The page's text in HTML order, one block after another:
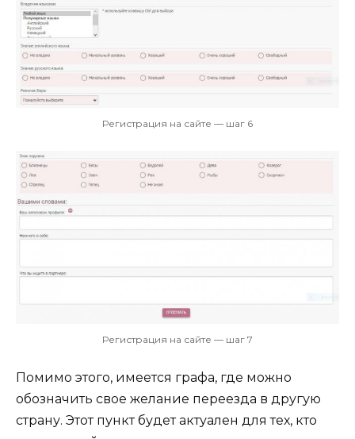
Регистрация на сайте — шаг 6
Регистрация на сайте — шаг 7
Помимо этого, имеется графа, где можно
обозначить свое желание переезда в другую
страну. Этот пункт будет актуален для тех, кто